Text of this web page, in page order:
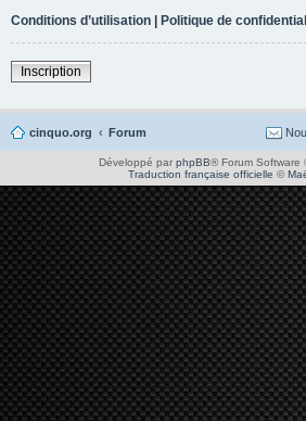
Conditions d’utilisation | Politique de
Inscription
cinquo.org Forum
Développé par phpBB® Forum Software
Traduction française officielle ©